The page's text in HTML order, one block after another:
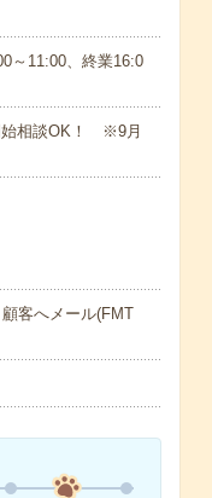
～11:00、終業16:0
始相談OK！ ※9月
客へメール(FMT